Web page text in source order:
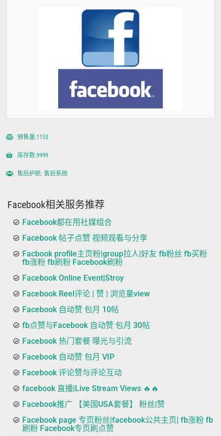
销售量:1153
库存数:9999
售后护航: 售后系统
Facebook相关服务推荐
Facebook都在用社媒组合
Facebook 帖子点赞 视频观看与分享
Facbook profile主页粉|group拉人|好友 fb粉丝 fb买粉
fb涨粉 fb刷粉 Facebook刷粉
Facebook Online Event|Stroy
Facebook Reel评论 | 赞 | 浏览量view
Facebook 自动赞 包月 10帖
fb点赞与Facebook 自动赞 包月 30帖
Facebook 热门套餐 曝光与引流
Facebook 自动赞 包月 VIP
Facebook 评论赞与评论互动
facebook 直播|Live Stream Views 🔥🔥
Facebook推广 【美国USA套餐】 粉丝|赞
Facebook page 专页粉丝|facebook公共主页| fb涨粉 fb
刷粉 Facebook专页刷点赞